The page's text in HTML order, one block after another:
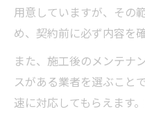
用意していますが、その
め、契約前に必ず内容を
また、施工後のメンテナ
スがある業者を選ぶこと
速に対応してもらえます